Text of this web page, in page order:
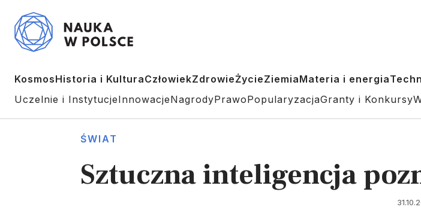
KosmosHistoria i KulturaCzłowiekZdrowieŻycieZiemiaMateria i energia
Uczelnie i InstytucjeInnowacjeNagrodyPrawoPopularyzacjaGranty i Konkursy
ŚWIAT
Sztuczna inteligencja